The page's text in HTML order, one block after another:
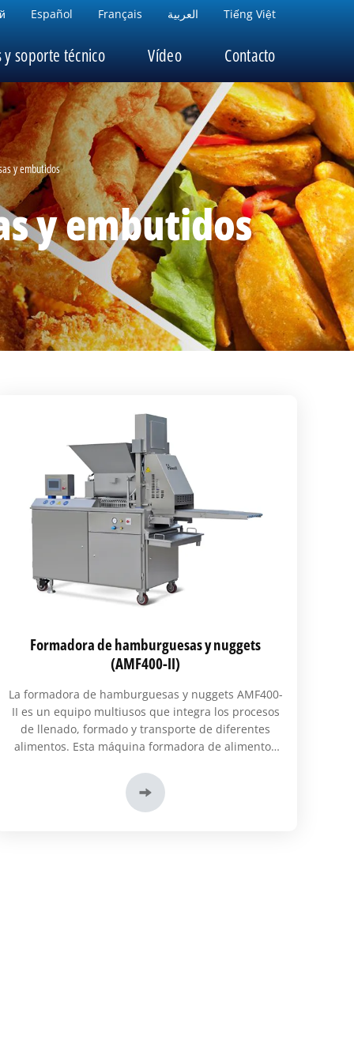
Español Français العربية Tiếng Việt
y soporte técnico Vídeo Contacto
y embutidos
y embutidos
Formadora de hamburguesas y nuggets
(AMF400-II)
La formadora de hamburguesas y nuggets AMF400-
II es un equipo multiusos que integra los procesos
de llenado, formado y transporte de diferentes
alimentos. Esta máquina formadora de alimentos
utilizarse en combinación con la rebozadora y la
harinadora.